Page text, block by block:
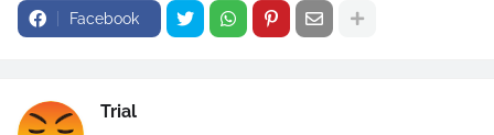
Facebook
Trial